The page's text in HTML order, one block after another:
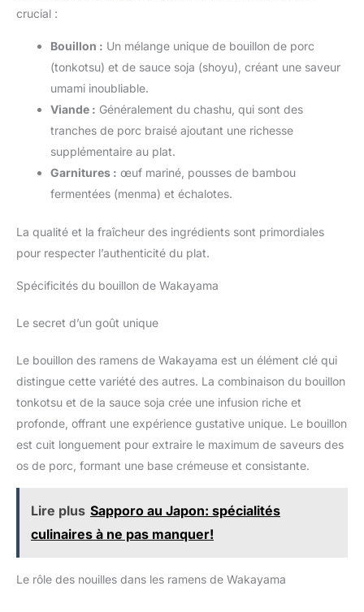
crucial :
Bouillon : Un mélange unique de bouillon de porc
(tonkotsu) et de sauce soja (shoyu), créant une saveur
umami inoubliable.
Viande : Généralement du chashu, qui sont des
tranches de porc braisé ajoutant une richesse
supplémentaire au plat.
Garnitures : œuf mariné, pousses de bambou
fermentées (menma) et échalotes.
La qualité et la fraîcheur des ingrédients sont primordiales
pour respecter l’authenticité du plat.
Spécificités du bouillon de Wakayama
Le secret d’un goût unique
Le bouillon des ramens de Wakayama est un élément clé qui
distingue cette variété des autres. La combinaison du bouillon
tonkotsu et de la sauce soja crée une infusion riche et
profonde, offrant une expérience gustative unique. Le bouillon
est cuit longuement pour extraire le maximum de saveurs des
os de porc, formant une base crémeuse et consistante.
Lire plus Sapporo au Japon: spécialités
culinaires à ne pas manquer!
Le rôle des nouilles dans les ramens de Wakayama